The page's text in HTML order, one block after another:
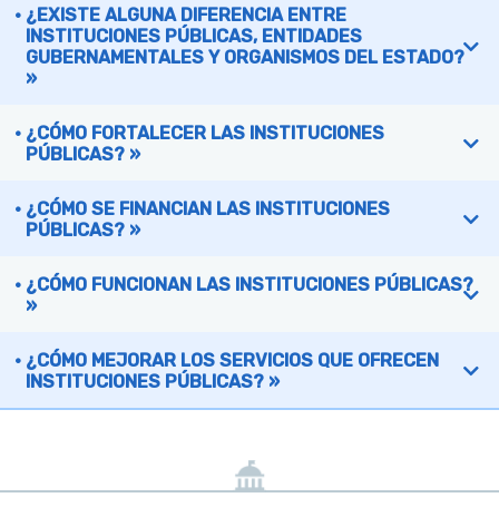
¿EXISTE ALGUNA DIFERENCIA ENTRE
INSTITUCIONES PÚBLICAS, ENTIDADES
GUBERNAMENTALES Y ORGANISMOS DEL ESTADO?
»
¿CÓMO FORTALECER LAS INSTITUCIONES
PÚBLICAS? »
¿CÓMO SE FINANCIAN LAS INSTITUCIONES
PÚBLICAS? »
¿CÓMO FUNCIONAN LAS INSTITUCIONES PÚBLICAS?
»
¿CÓMO MEJORAR LOS SERVICIOS QUE OFRECEN
INSTITUCIONES PÚBLICAS? »